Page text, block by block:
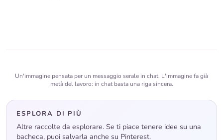
Un'immagine pensata per un messaggio serale in chat. L'immagine fa già
metà del lavoro: in chat basta una riga sincera.
ESPLORA DI PIÙ
Altre raccolte da esplorare. Se ti piace tenere idee su una
bacheca, puoi salvarla anche su Pinterest.